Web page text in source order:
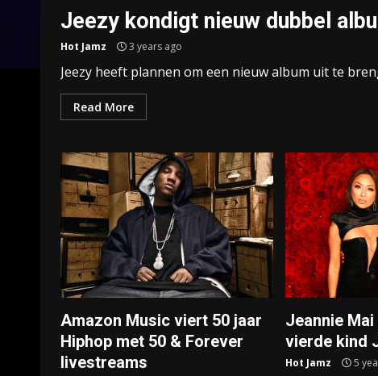
Jeezy kondigt nieuw dubbel
Hot Jamz 3 years ago
Jeezy heeft plannen om een nieuw album uit te
Read More
Amazon Music viert 50 jaar
Hiphop met 50 & Forever
livestreams
Jeannie
vierde kind
Hot Jamz 5